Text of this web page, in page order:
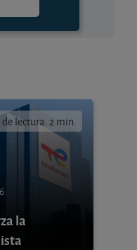
lectura: 2 min.
la